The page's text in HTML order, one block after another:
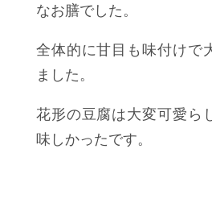
なお膳でした。
全体的に甘目も味付けで
ました。
花形の豆腐は大変可愛ら
味しかったです。